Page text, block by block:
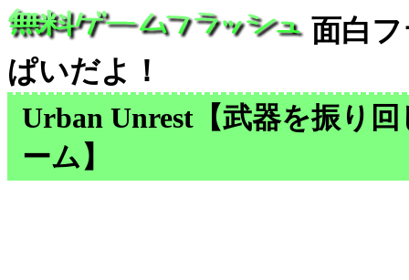
面白
ぱいだよ！
Urban Unrest【武器を振り
ーム】